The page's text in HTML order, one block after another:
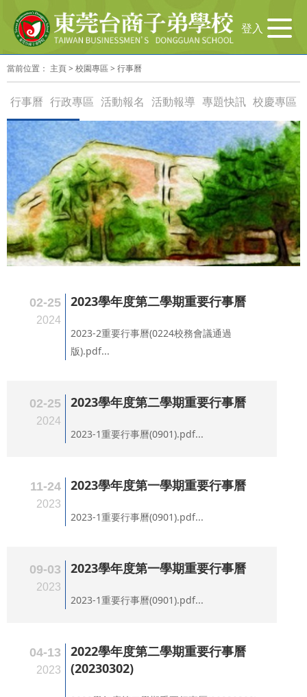
导
航
切
登入
當前位置： 主頁> 校園專區 > 行事曆
行事曆 行政專區 活動報名 活動報導 專題快訊 校慶專區
02-25
2024
2023學年度第二學期重要行事曆
2023-2重要行事曆(0224校務會議通過
版).pdf...
02-25
2024
2023學年度第二學期重要行事曆
2023-1重要行事曆(0901).pdf...
11-24
2023
2023學年度第一學期重要行事曆
2023-1重要行事曆(0901).pdf...
09-03
2023
2023學年度第一學期重要行事曆
2023-1重要行事曆(0901).pdf...
04-13
2023
2022學年度第二學期重要行事曆
(20230302)